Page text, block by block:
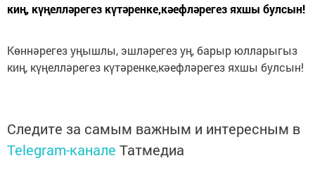
киң, күңелләрегез күтәренке,кәефләрегез яхшы булсын!
Көннәрегез уңышлы, эшләрегез уң, барыр юлларыгыз
киң, күңелләрегез күтәренке,кәефләрегез яхшы булсын!
Следите за самым важным и интересным в
Telegram-канале Татмедиа